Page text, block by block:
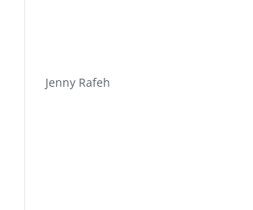
Jenny Rafeh